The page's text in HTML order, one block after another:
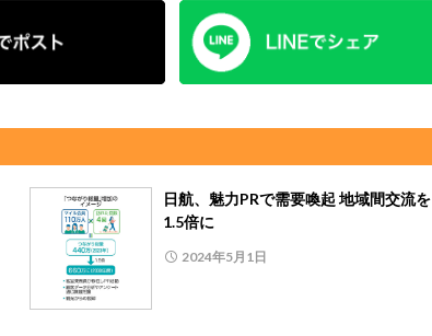
日航、魅力PRで需要喚起 地域間交流を
1.5倍に
2024年5月1日